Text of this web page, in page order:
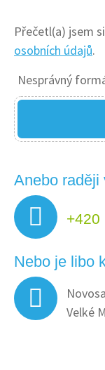
Přečetl(a) jsem
osobních údajů.
Nesprávný
Anebo raději
+420
Nebo je libo
Velké